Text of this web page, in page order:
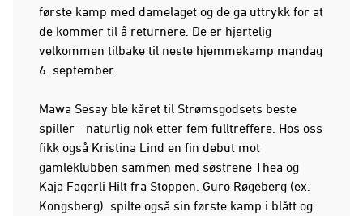
første kamp med damelaget og de ga uttrykk for at
de kommer til å returnere. De er hjertelig
velkommen tilbake til neste hjemmekamp mandag
6. september.
Mawa Sesay ble kåret til Strømsgodsets beste
spiller - naturlig nok etter fem fulltreffere. Hos oss
fikk også Kristina Lind en fin debut mot
gamleklubben sammen med søstrene Thea og
Kaja Fagerli Hilt fra Stoppen. Guro Røgeberg (ex.
Kongsberg) spilte også sin første kamp i blått og